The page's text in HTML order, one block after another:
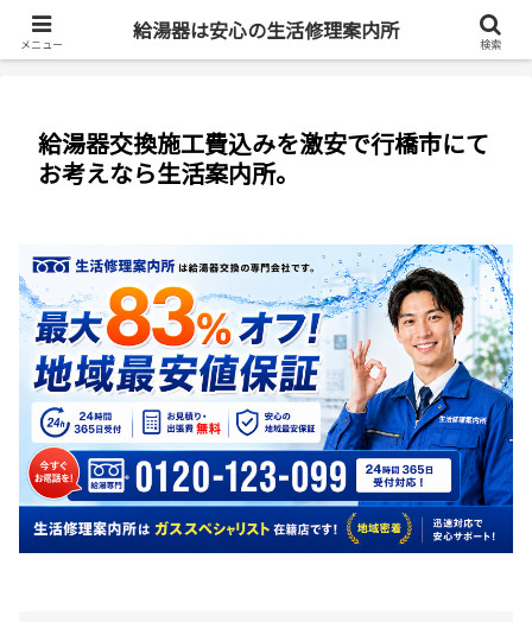
最短即日・全国対応・最大83%OFF
給湯器交換施工費込みを激安で行橋市にて
お考えなら生活案内所。
メニュー
給湯器は安心の生活修理案内所
検索